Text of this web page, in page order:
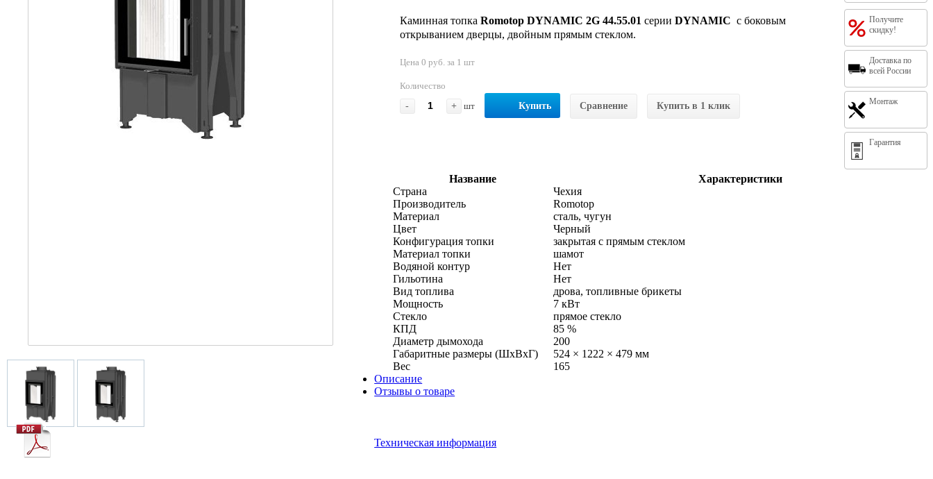
Получите
скидку!
Доставка по
всей России
Монтаж
Гарантия
Каминная топка Romotop DYNAMIC 2G 44.55.01 серии DYNAMIC с боковым
открыванием дверцы, двойным прямым стеклом.
Цена 0 руб. за 1 шт
Количество
-
+ шт Купить Сравнение Купить в 1 клик
Название
Характеристики
Страна
Чехия
Производитель
Romotop
Материал
сталь, чугун
Цвет
Черный
Конфигурация топки
закрытая с прямым стеклом
Материал топки
шамот
Водяной контур
Нет
Гильотина
Нет
Вид топлива
дрова, топливные брикеты
Мощность
7 кВт
Стекло
прямое стекло
КПД
85 %
Диаметр дымохода
200
Габаритные размеры (ШхВхГ)
524 × 1222 × 479 мм
Вес
165
Описание
Отзывы о товаре
Техническая информация